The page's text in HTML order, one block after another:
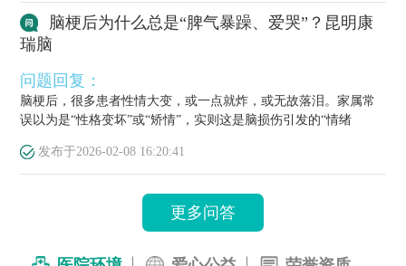
脑梗后为什么总是“脾气暴躁、爱哭”？昆明康
瑞脑
问题回复：
脑梗后，很多患者性情大变，或一点就炸，或无故落泪。家属常
误以为是“性格变坏”或“矫情”，实则这是脑损伤引发的“情绪
发布于2026-02-08 16:20:41
更多问答